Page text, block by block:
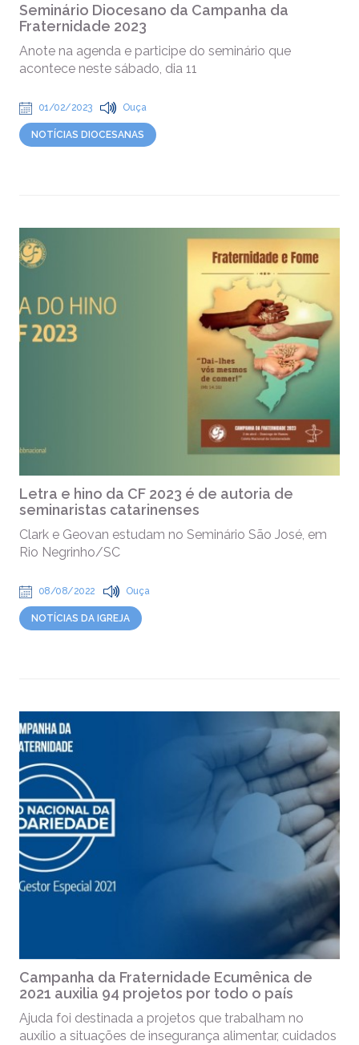
Seminário Diocesano da Campanha da
Fraternidade 2023
Anote na agenda e participe do seminário que
acontece neste sábado, dia 11
01/02/2023 Ouça
NOTÍCIAS DIOCESANAS
Letra e hino da CF 2023 é de autoria de
seminaristas catarinenses
Clark e Geovan estudam no Seminário São José, em
Rio Negrinho/SC
08/08/2022 Ouça
NOTÍCIAS DA IGREJA
Campanha da Fraternidade Ecumênica de
2021 auxilia 94 projetos por todo o país
Ajuda foi destinada a projetos que trabalham no
auxílio a situações de insegurança alimentar, cuidados